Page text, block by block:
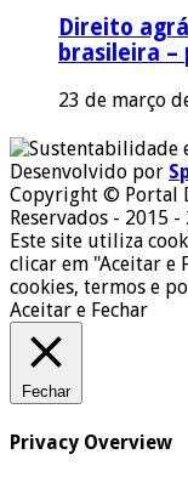
Direito
brasileira –
23 de março
Desenvolvido por
Copyright © Portal
Reservados - 2015 -
Este site utiliza
clicar em "Aceitar e
cookies, termos e
Aceitar e Fechar
Fechar
Privacy Overview